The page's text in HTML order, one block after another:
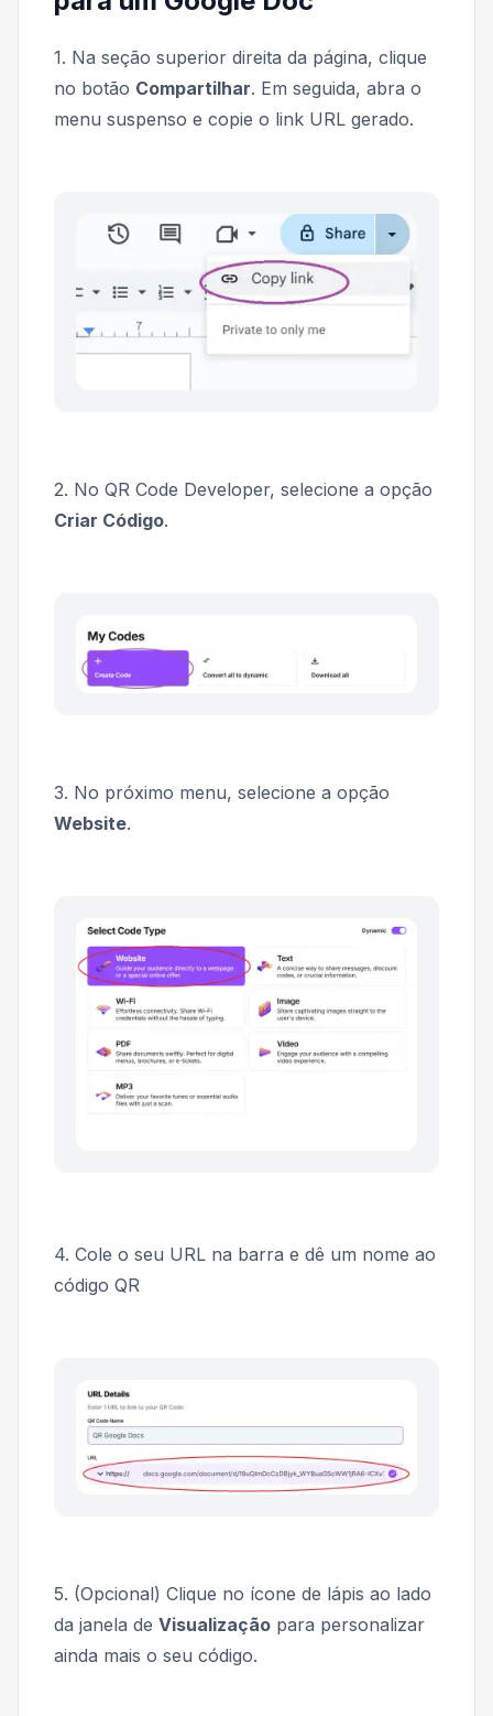
1. Na seção superior direita da página, clique
no botão Compartilhar. Em seguida, abra o
menu suspenso e copie o link URL gerado.
2. No QR Code Developer, selecione a opção
Criar Código.
3. No próximo menu, selecione a opção
Website.
4. Cole o seu URL na barra e dê um nome ao
código QR
5. (Opcional) Clique no ícone de lápis ao lado
da janela de Visualização para personalizar
ainda mais o seu código.